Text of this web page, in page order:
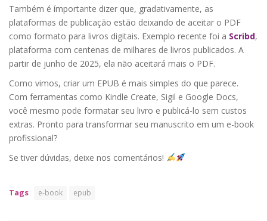
Também é ímportante dizer que, gradativamente, as
plataformas de publicação estão deixando de aceitar o PDF
como formato para livros digitais. Exemplo recente foi a Scribd,
plataforma com centenas de milhares de livros publicados. A
partir de junho de 2025, ela não aceitará mais o PDF.
Como vimos, criar um EPUB é mais simples do que parece.
Com ferramentas como Kindle Create, Sigil e Google Docs,
você mesmo pode formatar seu livro e publicá-lo sem custos
extras. Pronto para transformar seu manuscrito em um e-book
profissional?
Se tiver dúvidas, deixe nos comentários!
Tags e-book epub